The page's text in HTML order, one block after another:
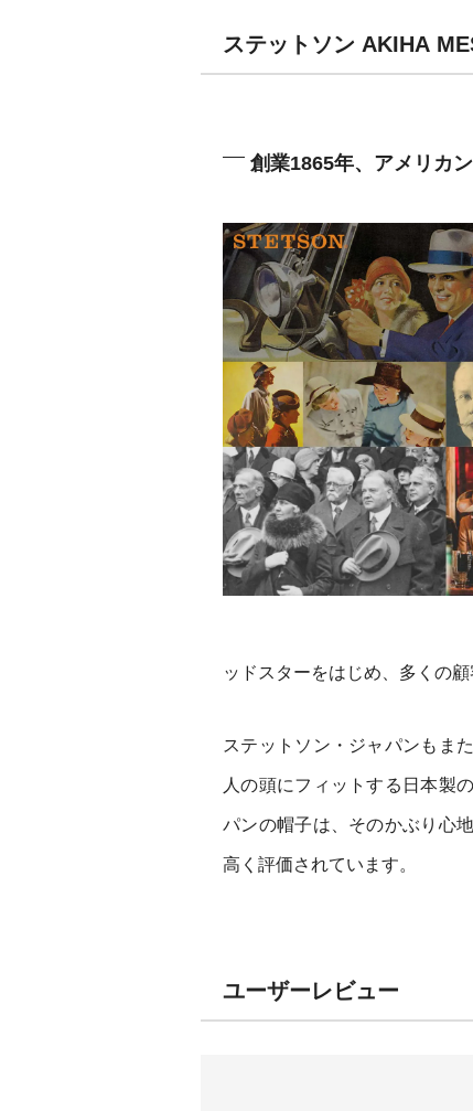
ステットソン AKIHA
創業1865年、アメリカ
ッドスターをはじめ、多くの
ステットソン・ジャパンもま
人の頭にフィットする日本製
パンの帽子は、そのかぶり心
高く評価されています。
ユーザーレビュー